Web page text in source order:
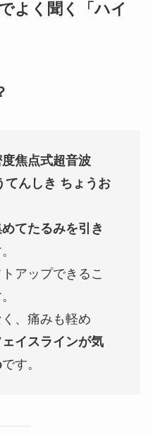
よく聞く「ハイ
焦点式超音波
てんしき ちょうお
てたるみを引き
アップできるこ
、痛みも軽め
イスラインが気
です。